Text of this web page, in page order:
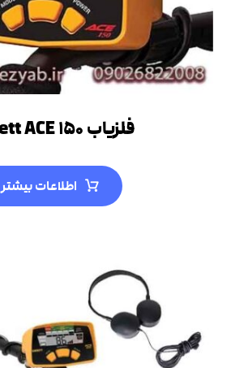
فلزیاب Garrett ACE ۱۵۰
اطلاعات بیشتر